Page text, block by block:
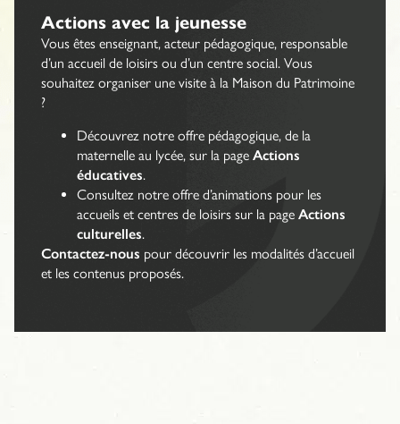
Actions avec la jeunesse
Vous êtes enseignant, acteur pédagogique, responsable
d’un accueil de loisirs ou d’un centre social. Vous
souhaitez organiser une visite à la Maison du Patrimoine
?
Découvrez notre offre pédagogique, de la
maternelle au lycée, sur la page Actions
éducatives.
Consultez notre offre d’animations pour les
accueils et centres de loisirs sur la page Actions
culturelles.
Contactez-nous pour découvrir les modalités d’accueil
et les contenus proposés.